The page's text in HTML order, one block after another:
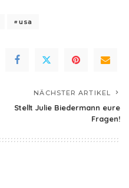
usa
NÄCHSTER ARTIKEL
Stellt Julie Biedermann eure
Fragen!